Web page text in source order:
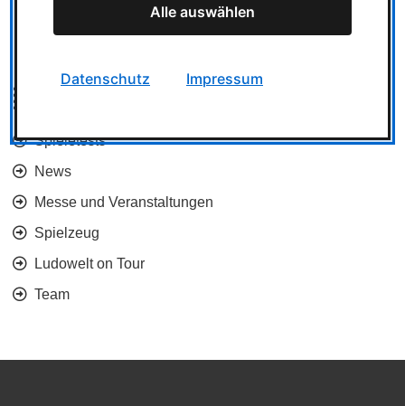
Kategorien
Spieletests
News
Messe und Veranstaltungen
Spielzeug
Ludowelt on Tour
Team
Alle auswählen
Datenschutz Impressum